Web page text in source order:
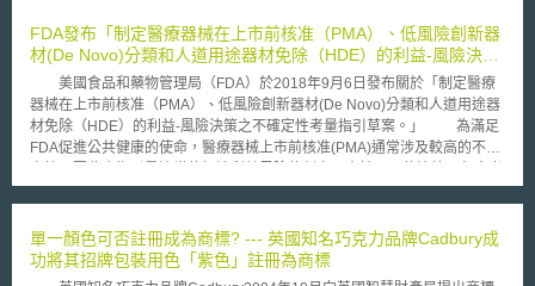
成長都與接下來在歐盟會員國之間要實施的單一專利政策有著高度關聯性。
單一專利目前由EPO執行，相關的準備已於2015年就緒，包含內部結構的
調整，以達到高效率高品質的專利審查過程（去年僅有48%的申請案成功取
得歐洲專利）。 當中還有統一專利法庭的設置（United Patent
Court），而真正的落實就等德國和英國國內進一步批准United Patent
Court Agreement 。EPO對此表示樂觀的態度，認為2016年將會完成所有
程序。 最後，歐洲專利開始在歐洲以外地區生效，版圖逐漸擴大。摩
洛哥和摩爾多瓦在去年3月、11月都陸續成為非EPO會員卻簽署EPO相關協
議，使得該協議法律效果於其國內產生效力。相信這樣的單一專利體制將會
對我國有意進入歐洲市場的企業有所助益。 本文同步刊登於TIPS網站
（https://www.tips.org.tw）。
MWCNTs）兩項化學物質者，必須依照TSCA section 5(a)(1)要求，在進行
上述利用活動的至少90天前，報經EPA核准，否則不得使用。 事實
上，EPA曾於前（2009）年6月24日發布上述SNURs的直接最終規則
（direct final rule），徵詢公眾意見，並在同年8月21日撤回該規則。在重
新提案的規則中，主要是新增SWCNTs、MWCNTs釋放於水中的顯著新種
使用態樣，並將已完全反應、結合或嵌入已完全反應之聚合物基（polymer
matrix）以及嵌入不再進行機械加工外其他處理之永久硬性聚合物形式
SNURs適用範圍之外。 目前，依照TSCA section 5(e)之規定，若系爭
錄(INVENTORY)中，其他化學物質生產者欲生產該種化學物質時，並不需
再向EFA進行通報程序。然而，若EFA對該列名之化學物質曾發出TSCA
FDA發布「制定醫療器械在上市前核准（PMA）、低風險創新器
材(De Novo)分類和人道用途器材免除（HDE）的利益-風險決策
之不確定性考量指引草案
美國食品和藥物管理局（FDA）於2018年9月6日發布關於「制定醫療
器械在上市前核准（PMA）、低風險創新器材(De Novo)分類和人道用途器
材免除（HDE）的利益-風險決策之不確定性考量指引草案。」 為滿足
FDA促進公共健康的使命，醫療器械上市前核准(PMA)通常涉及較高的不確
量患病群願意接受醫療器械帶來的益處及風險之更多不確定性，特別是沒有
其利益-風險的適當程度之不確定性，包括： (1) 醫療器械可能帶來好處程
度。 (2) 醫療器械存在的風險程度。 (3) 關於替代治療或診斷的利益-風險之
不確定程度。 (4) 如果可能，需瞭解患者對醫療器械可能帶來的益處和風險
單一顏色可否註冊成為商標? --- 英國知名巧克力品牌Cadbury成
功將其招牌包裝用色「紫色」註冊為商標